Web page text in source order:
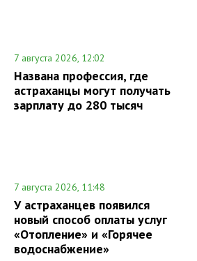
7 августа 2026, 12:02
Названа профессия, где
астраханцы могут получать
зарплату до 280 тысяч
7 августа 2026, 11:48
У астраханцев появился
новый способ оплаты услуг
«Отопление» и «Горячее
водоснабжение»